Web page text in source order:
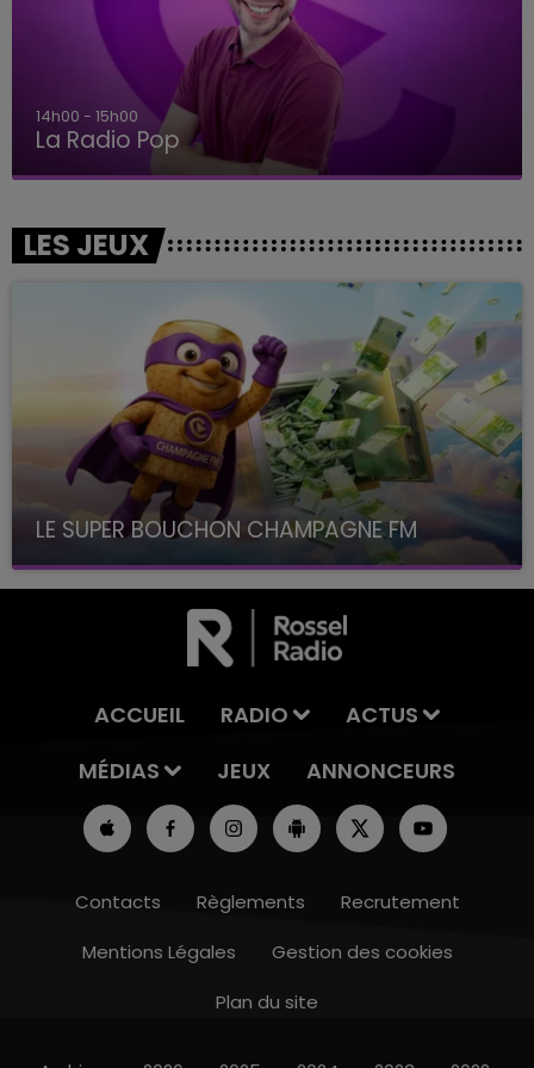
10h00 - 14h00
14h00 - 15h00
La Radio Pop
LES JEUX
LE SUPER BOUCHON CHAMPAGNE FM
avec La Famille Champagne FM, à 8H10
ACCUEIL RADIO
ACTUS
MÉDIAS
JEUX ANNONCEURS
Contacts Règlements
Recrutement
Mentions Légales
Gestion des cookies
Plan du site